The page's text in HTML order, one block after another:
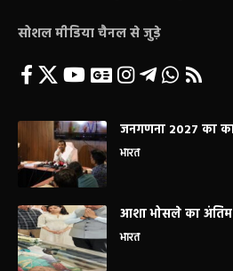
सोशल मीडिया चैनल से जुड़े
जनगणना 2027 का
भारत
आशा भोसले का
भारत